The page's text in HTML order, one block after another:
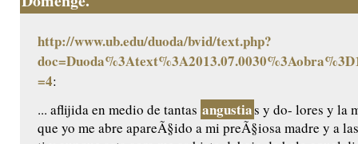
http://www.ub.edu/duoda/bvid/text.php?
=4:
... aflijida en medio de tantas angustias y do- lores y la
que yo me abre apareÃ§ido a mi preÃ§iosa madre y a